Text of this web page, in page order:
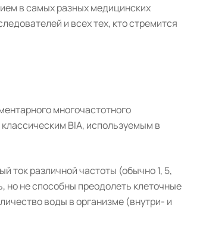
в самых разных медицинских
и всех тех, кто стремится
многочастотного
BIA, используемым в
ток различной частоты (обычно 1, 5,
но не способны преодолеть клеточные
воды в организме (внутри- и